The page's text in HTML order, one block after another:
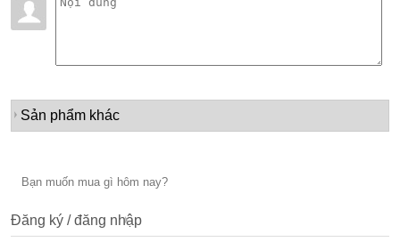
Sản phẩm khác
Đăng ký / đăng nhập